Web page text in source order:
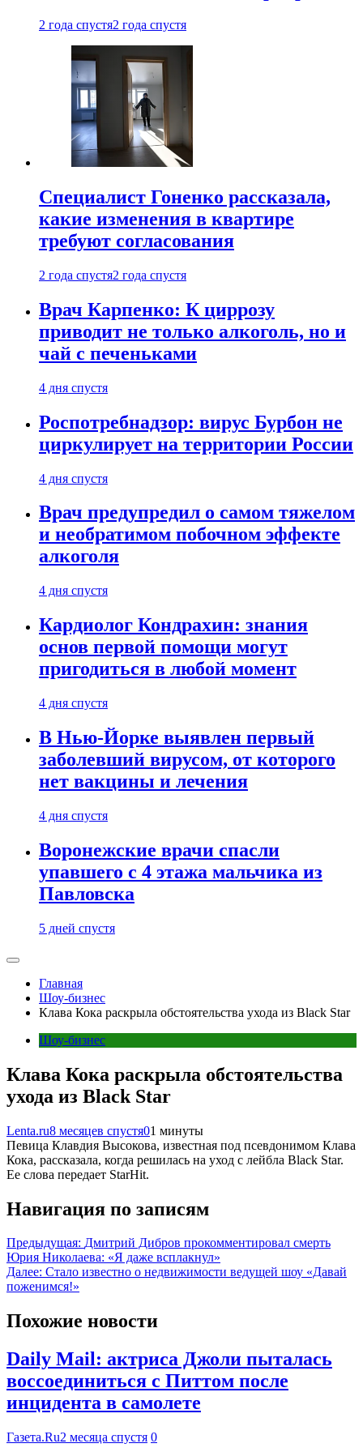
2 года спустя2 года спустя
Специалист Гоненко рассказала,
какие изменения в квартире
требуют согласования
2 года спустя2 года спустя
Врач Карпенко: К циррозу
приводит не только алкоголь, но и
чай с печеньками
4 дня спустя
Роспотребнадзор: вирус Бурбон не
циркулирует на территории России
4 дня спустя
Врач предупредил о самом тяжелом
и необратимом побочном эффекте
алкоголя
4 дня спустя
Кардиолог Кондрахин: знания
основ первой помощи могут
пригодиться в любой момент
4 дня спустя
В Нью-Йорке выявлен первый
заболевший вирусом, от которого
нет вакцины и лечения
4 дня спустя
Воронежские врачи спасли
упавшего с 4 этажа мальчика из
Павловска
5 дней спустя
Главная
Шоу-бизнес
Клава Кока раскрыла обстоятельства ухода из Black Star
Шоу-бизнес
Клава Кока раскрыла обстоятельства
ухода из Black Star
Lenta.ru8 месяцев спустя01 минуты
Певица Клавдия Высокова, известная под псевдонимом Клава
Кока, рассказала, когда решилась на уход с лейбла Black Star.
Ее слова передает StarHit.
Навигация по записям
Предыдущая: Дмитрий Дибров прокомментировал смерть
Юрия Николаева: «Я даже всплакнул»
Далее: Стало известно о недвижимости ведущей шоу «Давай
поженимся!»
Похожие новости
Daily Mail: актриса Джоли пыталась
воссоединиться с Питтом после
инцидента в самолете
Газета.Ru2 месяца спустя 0